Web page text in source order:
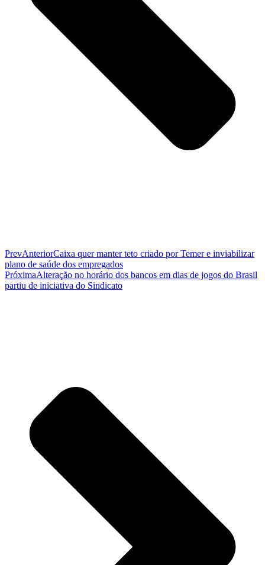
PrevAnteriorCaixa quer manter teto criado por Temer e inviabilizar
plano de saúde dos empregados
PróximaAlteração no horário dos bancos em dias de jogos do Brasil
partiu de iniciativa do Sindicato